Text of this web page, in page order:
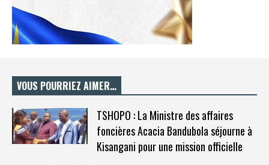
VOUS POURRIEZ AIMER…
TSHOPO : La Ministre des affaires
foncières Acacia Bandubola séjourne à
Kisangani pour une mission officielle